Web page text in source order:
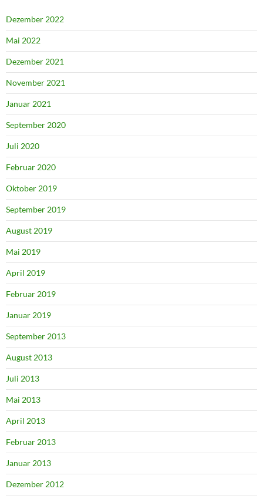
Dezember 2022
Mai 2022
Dezember 2021
November 2021
Januar 2021
September 2020
Juli 2020
Februar 2020
Oktober 2019
September 2019
August 2019
Mai 2019
April 2019
Februar 2019
Januar 2019
September 2013
August 2013
Juli 2013
Mai 2013
April 2013
Februar 2013
Januar 2013
Dezember 2012